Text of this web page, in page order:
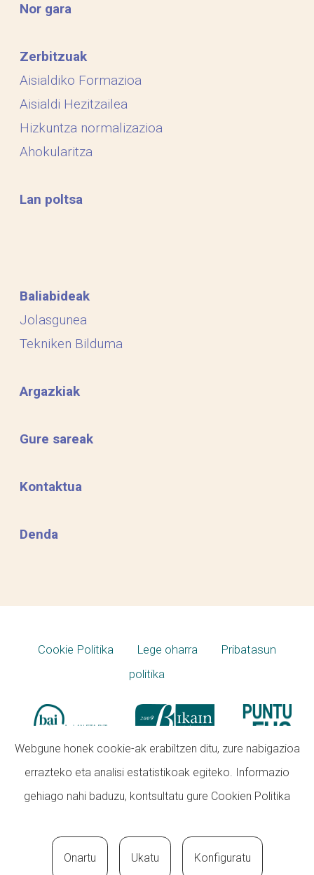
Nor gara
Zerbitzuak
Aisialdiko Formazioa
Aisialdi Hezitzailea
Hizkuntza normalizazioa
Ahokularitza
Lan poltsa
Baliabideak
Jolasgunea
Tekniken Bilduma
Argazkiak
Gure sareak
Kontaktua
Denda
Cookie Politika Lege oharra
Pribatasun
politika
Webgune honek cookie-ak erabiltzen ditu, zure nabigazioa
errazteko eta analisi estatistikoak egiteko. Informazio
gehiago nahi baduzu, kontsultatu gure Cookien Politika
Onartu Ukatu Konfiguratu